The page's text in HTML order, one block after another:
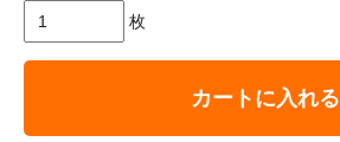
枚
カートに入れる